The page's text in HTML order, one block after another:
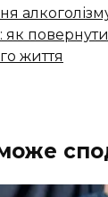
як
життя